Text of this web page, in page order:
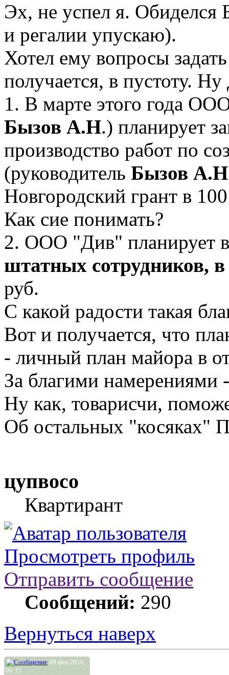
Эх, не успел я.
и регалии упускаю).
Хотел ему вопросы
получается, в пустоту.
1. В марте этого года
Бызов А.Н.) планирует
производство работ по
(руководитель Бызов А.Н
Новгородский грант в
Как сие понимать?
2. ООО "Див" планирует в
штатных сотрудников,
руб.
С какой радости такая
Вот и получается, что
- личный план майора в
За благими намерениями
Ну как, товарисчи,
Об остальных "косяках"
цупвосо
Квартирант
Просмотреть профиль
Отправить сообщение
Сообщений: 290
Вернуться наверх
09 фев 2016,
00:15